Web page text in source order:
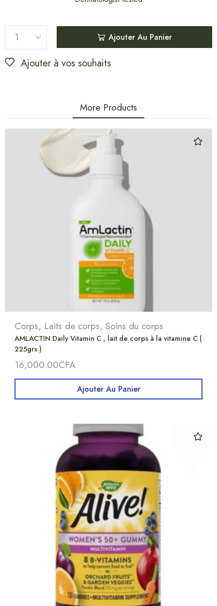
Ajouter Au Panier
Ajouter à vos souhaits
More Products
Corps, Laits de corps, Soins du corps
AMLACTIN Daily Vitamin C , lait de corps à la vitamine C (
225grs )
16,000.00CFA
Ajouter Au Panier